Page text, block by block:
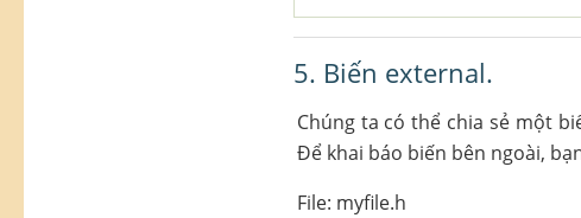
5. Biến external.
Chúng ta có thể chia sẻ một
Để khai báo biến bên ngoài,
File: myfile.h